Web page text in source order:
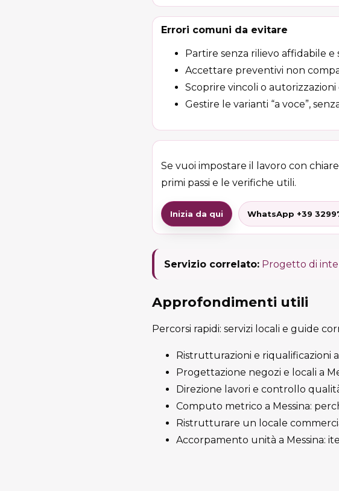
Errori comuni da evitare
Partire senza rilievo affidabile
Accettare preventivi non
Scoprire vincoli o
Gestire le varianti “a voce”,
Se vuoi impostare il lavoro con
primi passi e le verifiche utili.
Inizia da qui WhatsApp +39
Servizio correlato: Progetto di
Approfondimenti utili
Percorsi rapidi: servizi locali e guide
Ristrutturazioni e riqualificazioni a
Progettazione negozi e locali a
Direzione lavori e controllo
Computo metrico a Messina:
Ristrutturare un locale
Accorpamento unità a Messina: